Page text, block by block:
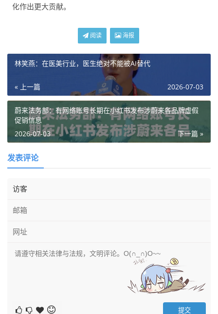
化作出更大贡献。
阅读 海报
林笑燕：在医美行业，医生绝对不能被AI替代
« 上一篇 2026-07-03
蔚来法务部：有网络账号长期在小红书发布涉蔚来各品牌虚假
促销信息
下一篇 »
2026-07-03
发表评论